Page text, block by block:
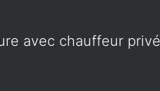
avec chauffeur privé